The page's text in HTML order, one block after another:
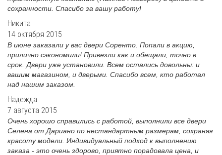
сохранности. Спасибо за вашу работу!
Никита
14 октября 2015
В июне заказали у вас двери Соренто. Попали в акцию,
прилично сэкономили! Привезли как и обещали, точно в
срок. Двери уже установили. Всем остались довольны: и
вашим магазином, и дверьми. Спасибо всем, кто работал
над нашим заказом.
Надежда
7 августа 2015
Очень хорошо справились с работой, выполнили все двери
Селена от Дариано по нестандартным размерам, сохраняя
красоту модели. Индивидуальный подход к выполнению
заказа - это очень здорово, приятно порадовала цена, и